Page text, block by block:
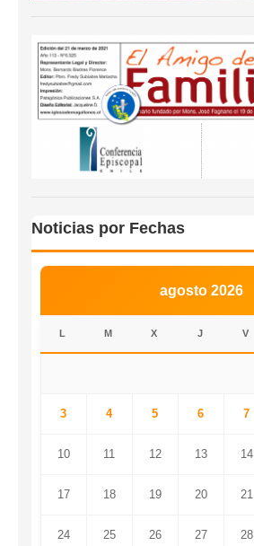
Noticias por Fechas
agosto 2026
L M X J V
3 4 5 6 7
10 11 12 13 14
17 18 19 20 21
24 25 26 27 28